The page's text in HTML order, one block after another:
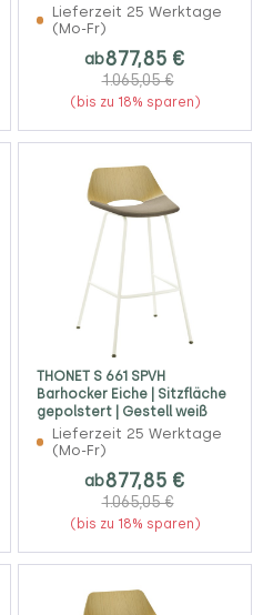
Lieferzeit 25 Werktage
(Mo-Fr)
ab877,85 €
1.065,05 €
(bis zu 18% sparen)
THONET S 661 SPVH
Barhocker Eiche | Sitzfläche
gepolstert | Gestell weiß
Lieferzeit 25 Werktage
(Mo-Fr)
ab877,85 €
1.065,05 €
(bis zu 18% sparen)